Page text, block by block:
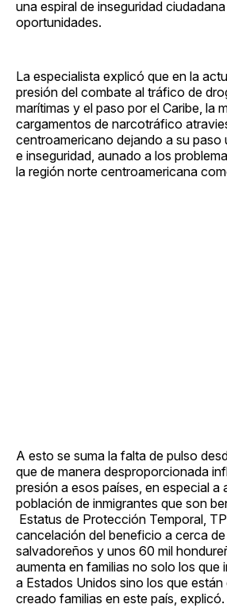
una espiral de inseguridad
oportunidades.
La especialista explicó que en la
presión del combate al tráfico de
marítimas y el paso por el Caribe, la
cargamentos de narcotráfico
centroamericano dejando a su paso
e inseguridad, aunado a los
la región norte centroamericana
A esto se suma la falta de pulso
que de manera desproporcionada
presión a esos países, en especial a
población de inmigrantes que son
Estatus de Protección Temporal,
cancelación del beneficio a cerca
salvadoreños y unos 60 mil
aumenta en familias no solo los que
a Estados Unidos sino los que
creado familias en este país, explicó.